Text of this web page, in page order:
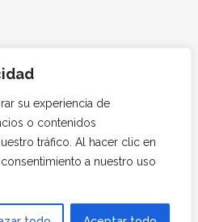
su experiencia de
o contenidos
tráfico. Al hacer clic en
a nuestro uso